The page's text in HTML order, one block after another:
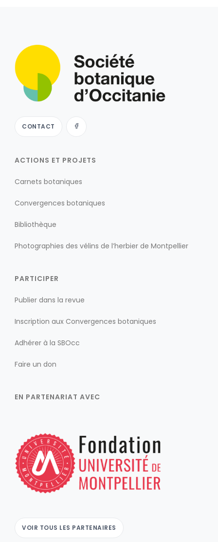
CONTACT
ACTIONS ET PROJETS
Carnets botaniques
Convergences botaniques
Bibliothèque
Photographies des vélins de l’herbier de Montpellier
PARTICIPER
Publier dans la revue
Inscription aux Convergences botaniques
Adhérer à la SBOcc
Faire un don
EN PARTENARIAT AVEC
VOIR TOUS LES PARTENAIRES